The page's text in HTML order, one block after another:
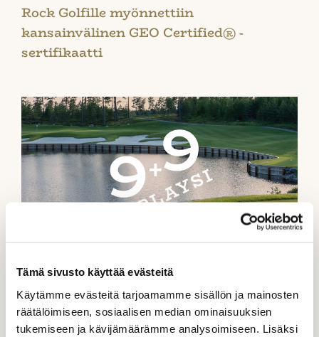
Tämä sivusto käyttää evästeitä
Käytämme evästeitä tarjoamamme sisällön ja mainosten
räätälöimiseen, sosiaalisen median ominaisuuksien
tukemiseen ja kävijämäärämme analysoimiseen. Lisäksi
Rock Golfille myönnettiin
kansainvälinen GEO Certified® -
sertifikaatti
TuplaYsi hintaan 79 €